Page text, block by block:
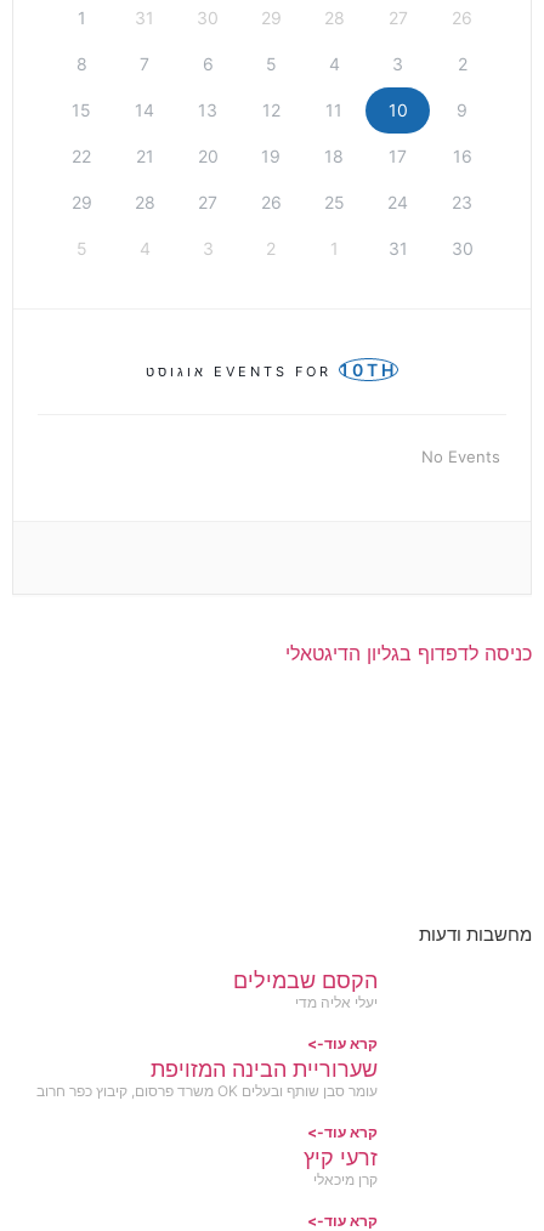
26
27
28
29
30
31
1
2
3
4
5
6
7
8
9
10
11
12
13
14
15
16
17
18
19
20
21
22
23
24
25
26
27
28
29
30
31
1
2
3
4
5
EVENTS FOR 10TH אוגוסט
No Events
כניסה לדפדוף בגליון הדיגטאלי
מחשבות ודעות
הקסם שבמילים
יעלי אליה מדי
קרא עוד->
שערוריית הבינה המזויפת
עומר סבן שותף ובעלים OK משרד פרסום, קיבוץ כפר חרוב
קרא עוד->
זרעי קיץ
קרן מיכאלי
קרא עוד->